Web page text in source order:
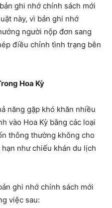
ghi nhớ chính sách mới
này, vì bản ghi nhớ
người nộp đơn sang
điều chỉnh tình trạng bên
Hoa Kỳ
năng gặp khó khăn nhiều
vào Hoa Kỳ bằng các loại
thông thường không cho
như chiếu khán du lịch
ghi nhớ chính sách mới
việc sau: